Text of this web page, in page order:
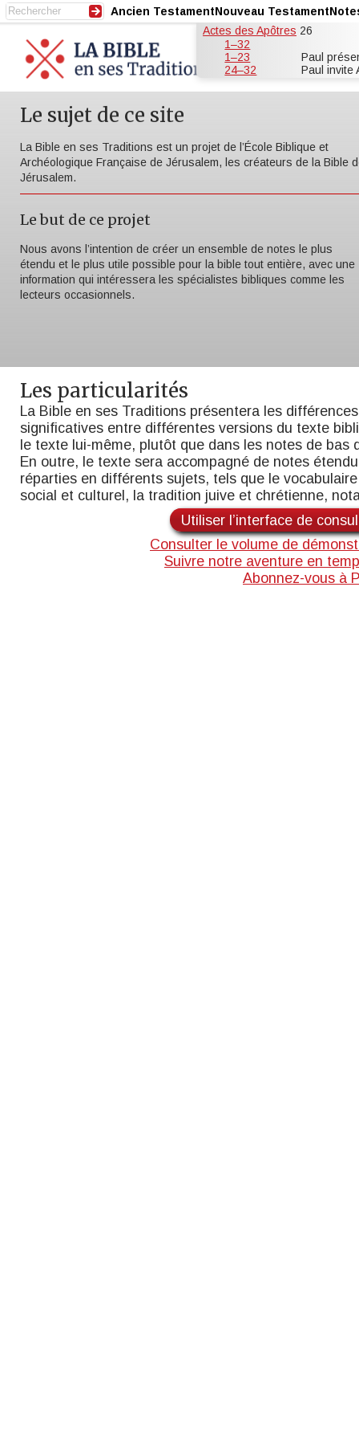
Ancien TestamentNouveau Testament
Actes des Apôtres 26
1–32
1–23
Paul
24–32
Paul invite
Le sujet de ce site
La Bible en ses Traditions est un projet de l’École Biblique et
Archéologique Française de Jérusalem, les créateurs de la Bible
Jérusalem.
Le but de ce projet
Nous avons l’intention de créer un ensemble de notes le plus
étendu et le plus utile possible pour la bible tout entière, avec une
information qui intéressera les spécialistes bibliques comme les
lecteurs occasionnels.
Les particularités
La Bible en ses Traditions présentera les différences
significatives entre différentes versions du texte
le texte lui-même, plutôt que dans les notes de bas
En outre, le texte sera accompagné de notes
réparties en différents sujets, tels que le
social et culturel, la tradition juive et chrétienne,
Utiliser l’interface de
Consulter le volume de
Suivre notre aventure en
Abonnez-vous à